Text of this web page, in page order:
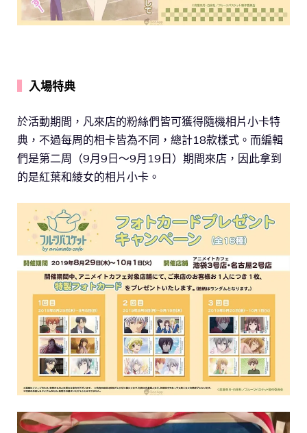
入場特典
於活動期間，凡來店的粉絲們皆可獲得隨機相片小卡特
典，不過每周的相卡皆為不同，總計18款樣式。而編輯
們是第二周（9月9日～9月19日）期間來店，因此拿到
的是紅葉和綾女的相片小卡。